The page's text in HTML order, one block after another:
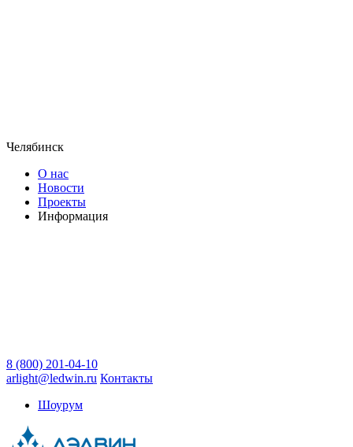
Челябинск
О нас
Новости
Проекты
Информация
8 (800) 201-04-10
arlight@ledwin.ru Контакты
Шоурум